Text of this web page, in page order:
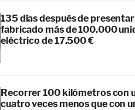
135 días después de
fabricado más de 100.000
eléctrico de 17.500 €
Recorrer 100 kilómetros con
cuatro veces menos que con